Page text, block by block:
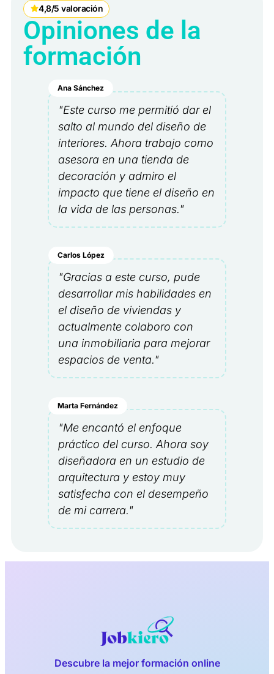
4,8/5 valoración
Opiniones de la
formación
Ana Sánchez
"Este curso me permitió dar el
salto al mundo del diseño de
interiores. Ahora trabajo como
asesora en una tienda de
decoración y admiro el
impacto que tiene el diseño en
la vida de las personas."
Carlos López
"Gracias a este curso, pude
desarrollar mis habilidades en
el diseño de viviendas y
actualmente colaboro con
una inmobiliaria para mejorar
espacios de venta."
Marta Fernández
"Me encantó el enfoque
práctico del curso. Ahora soy
diseñadora en un estudio de
arquitectura y estoy muy
satisfecha con el desempeño
de mi carrera."
Descubre la mejor formación online